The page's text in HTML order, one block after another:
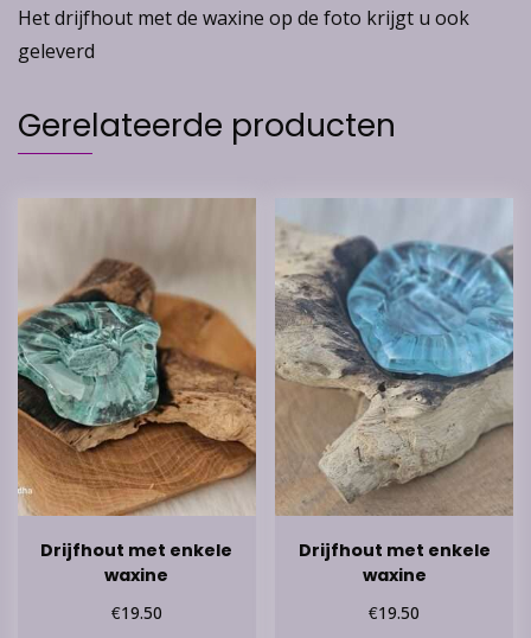
Het drijfhout met de waxine op de foto krijgt u ook
geleverd
Gerelateerde producten
Drijfhout met enkele
waxine
€19.50
Drijfhout met enkele
waxine
€19.50